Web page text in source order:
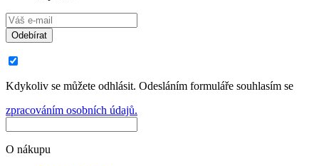
Odebírat
Kdykoliv se můžete odhlásit. Odesláním formuláře souhlasím se
zpracováním osobních údajů.
O nákupu